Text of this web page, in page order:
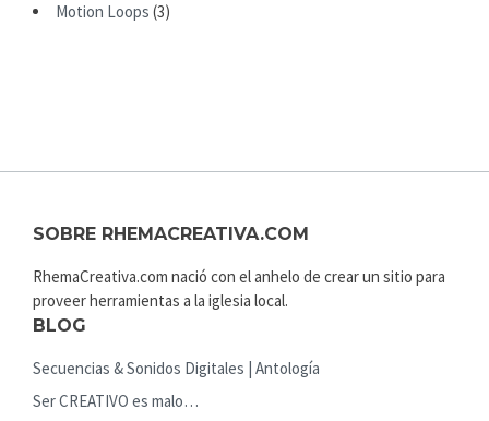
Motion Loops (3)
SOBRE RHEMACREATIVA.COM
RhemaCreativa.com nació con el anhelo de crear un sitio para
proveer herramientas a la iglesia local.
BLOG
Secuencias & Sonidos Digitales | Antología
Ser CREATIVO es malo…